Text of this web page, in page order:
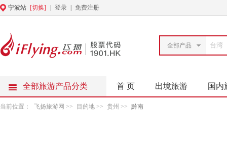
宁波站 [切换] 登录 免费注册
全部产品
全部旅游产品分类 首 页 出境旅游 国内
当前位置： 飞扬旅游网 >> 目的地 >> 贵州 >> 黔南